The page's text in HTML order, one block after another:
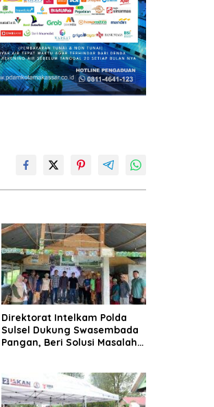
Direktorat Intelkam Polda
Sulsel Dukung Swasembada
Pangan, Beri Solusi Masalah